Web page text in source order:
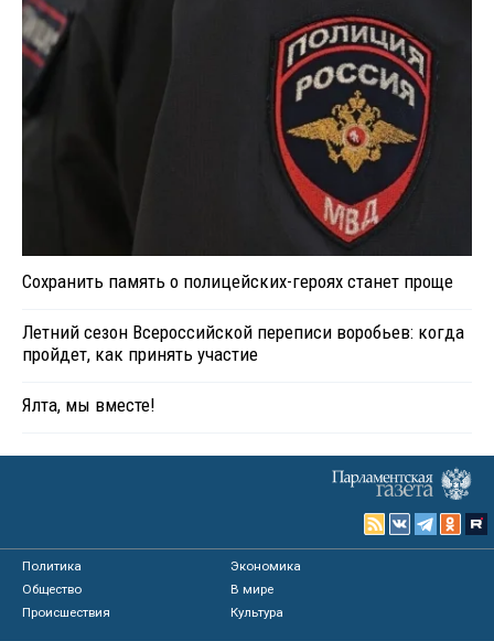
Сохранить память о полицейских-героях станет проще
Летний сезон Всероссийской переписи воробьев: когда
пройдет, как принять участие
Ялта, мы вместе!
Политика
Экономика
Общество
В мире
Происшествия
Культура